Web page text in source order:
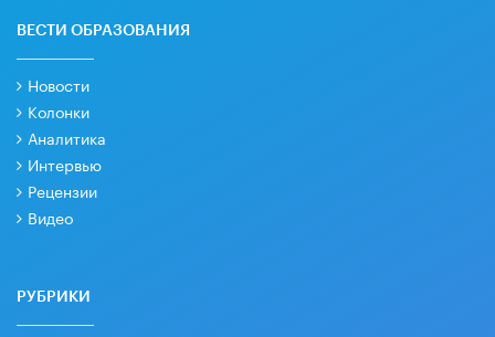
ВЕСТИ ОБРАЗОВАНИЯ
Новости
Колонки
Аналитика
Интервью
Рецензии
Видео
РУБРИКИ